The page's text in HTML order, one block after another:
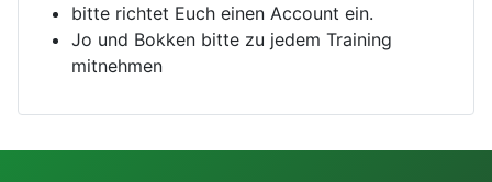
bitte richtet Euch einen Account ein.
Jo und Bokken bitte zu jedem Training
mitnehmen